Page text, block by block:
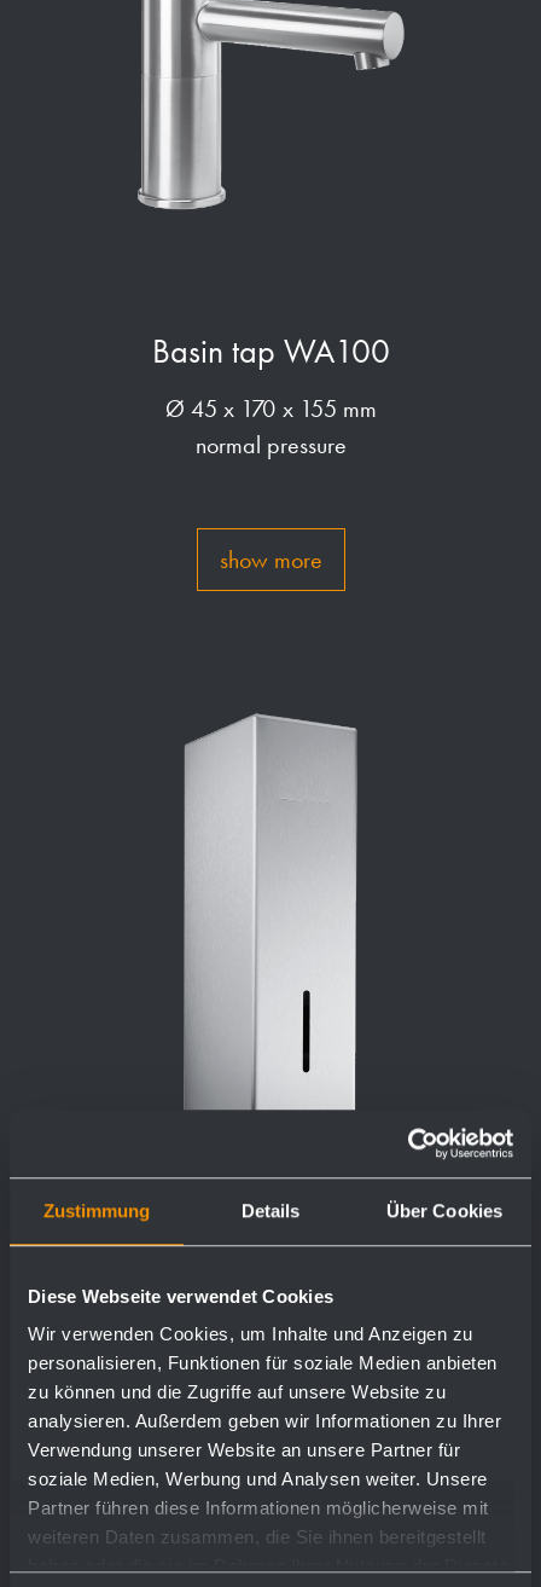
Zustimmung Details Über Cookies
Diese Webseite verwendet Cookies
Wir verwenden Cookies, um Inhalte und Anzeigen zu
personalisieren, Funktionen für soziale Medien anbieten
zu können und die Zugriffe auf unsere Website zu
analysieren. Außerdem geben wir Informationen zu Ihrer
Verwendung unserer Website an unsere Partner für
soziale Medien, Werbung und Analysen weiter. Unsere
Partner führen diese Informationen möglicherweise mit
weiteren Daten zusammen, die Sie ihnen bereitgestellt
Basin tap WA100
Ø 45 x 170 x 155 mm
normal pressure
show more
Liquid soap dispenser WP102
80 x 298 x 120 mm
950 ml bottle
show more